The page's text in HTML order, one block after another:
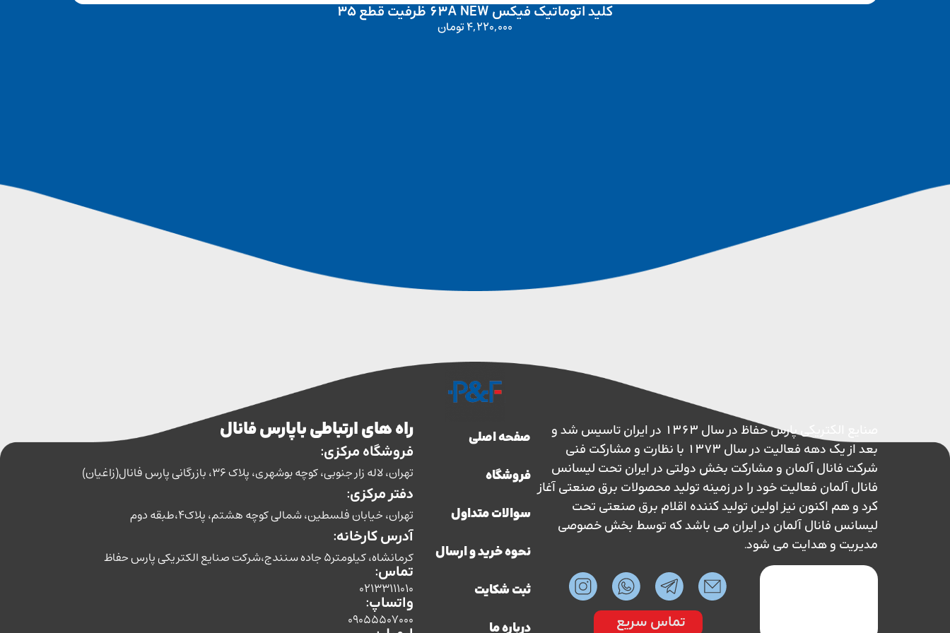
کلید اتوماتیک فیکس 63A NEW ظرفیت قطع 35
4,220,000تومان
صنایع الکتریکی پارس حفاظ در سال 1363 در ایران تاسیس شد و
بعد از یک دهه فعالیت در سال 1373 با نظارت و مشارکت فنی
شرکت فانال آلمان و مشارکت بخش دولتی در ایران تحت لیسانس
فانال آلمان فعالیت خود را در زمینه تولید محصولات برق صنعتی آغاز
کرد و هم اکنون نیز اولین تولید کننده اقلام برق صنعتی تحت
لیسانس فانال آلمان در ایران می باشد که توسط بخش خصوصی
مدیریت و هدایت می شود.
تماس سریع
صفحه اصلی
فروشگاه
سوالات متداول
نحوه خرید و ارسال
ثبت شکایت
درباره ما
راه های ارتباطی با پارس فانال
فروشگاه مرکزی:
تهران، لاله زار جنوبی، کوچه بوشهری، پلاک 36، بازرگانی پارس فانال(زاغیان)
دفتر مرکزی:
تهران، خیابان فلسطین، شمالی کوچه هشتم، پلاک4،طبقه دوم
آدرس کارخانه:
کرمانشاه، کیلومتر5 جاده سنندج،شرکت صنایع الکتریکی پارس حفاظ
تماس:
02133111010
واتساپ:
09055507000